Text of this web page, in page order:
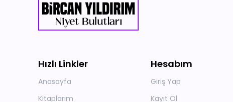
Hızlı Linkler
Anasayfa
Kitaplarım
Hesabım
Giriş Yap
Kayıt Ol